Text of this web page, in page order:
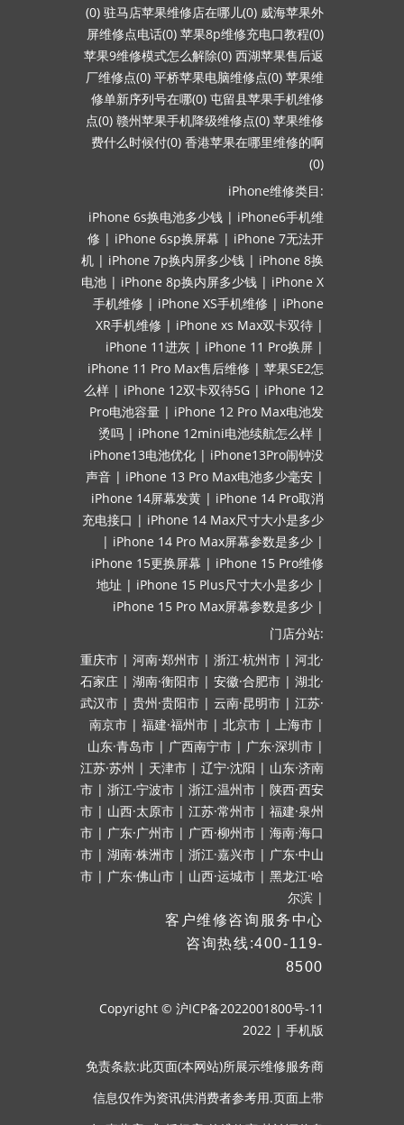
(0) 驻马店苹果维修店在哪儿(0) 威海苹果外
屏维修点电话(0) 苹果8p维修充电口教程(0)
苹果9维修模式怎么解除(0) 西湖苹果售后返
厂维修点(0) 平桥苹果电脑维修点(0) 苹果维
修单新序列号在哪(0) 屯留县苹果手机维修
点(0) 赣州苹果手机降级维修点(0) 苹果维修
费什么时候付(0) 香港苹果在哪里维修的啊
(0)
iPhone维修类目:
iPhone 6s换电池多少钱 | iPhone6手机维
修 | iPhone 6sp换屏幕 | iPhone 7无法开
机 | iPhone 7p换内屏多少钱 | iPhone 8换
电池 | iPhone 8p换内屏多少钱 | iPhone X
手机维修 | iPhone XS手机维修 | iPhone
XR手机维修 | iPhone xs Max双卡双待 |
iPhone 11进灰 | iPhone 11 Pro换屏 |
iPhone 11 Pro Max售后维修 | 苹果SE2怎
么样 | iPhone 12双卡双待5G | iPhone 12
Pro电池容量 | iPhone 12 Pro Max电池发
烫吗 | iPhone 12mini电池续航怎么样 |
iPhone13电池优化 | iPhone13Pro闹钟没
声音 | iPhone 13 Pro Max电池多少毫安 |
iPhone 14屏幕发黄 | iPhone 14 Pro取消
充电接口 | iPhone 14 Max尺寸大小是多少
| iPhone 14 Pro Max屏幕参数是多少 |
iPhone 15更换屏幕 | iPhone 15 Pro维修
地址 | iPhone 15 Plus尺寸大小是多少 |
iPhone 15 Pro Max屏幕参数是多少 |
门店分站:
重庆市 | 河南·郑州市 | 浙江·杭州市 | 河北·
石家庄 | 湖南·衡阳市 | 安徽·合肥市 | 湖北·
武汉市 | 贵州·贵阳市 | 云南·昆明市 | 江苏·
南京市 | 福建·福州市 | 北京市 | 上海市 |
山东·青岛市 | 广西南宁市 | 广东·深圳市 |
江苏·苏州 | 天津市 | 辽宁·沈阳 | 山东·济南
市 | 浙江·宁波市 | 浙江·温州市 | 陕西·西安
市 | 山西·太原市 | 江苏·常州市 | 福建·泉州
市 | 广东·广州市 | 广西·柳州市 | 海南·海口
市 | 湖南·株洲市 | 浙江·嘉兴市 | 广东·中山
市 | 广东·佛山市 | 山西·运城市 | 黑龙江·哈
尔滨 |
客户维修咨询服务中心
咨询热线:400-119-
8500
Copyright © 沪ICP备2022001800号-11
2022 | 手机版
免责条款:此页面(本网站)所展示维修服务商
信息仅作为资讯供消费者参考用.页面上带